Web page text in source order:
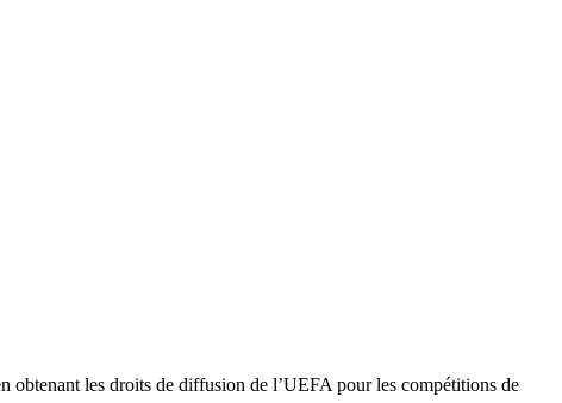
les droits de diffusion de l’UEFA pour les compétitions de